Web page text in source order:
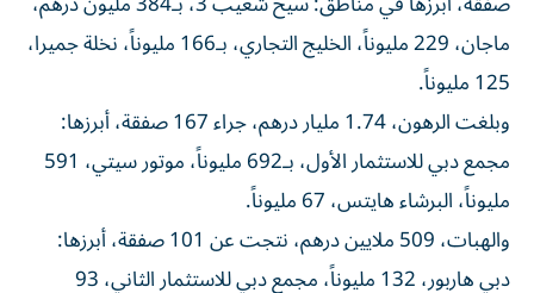
ماجان، 229 مليوناً، الخليج التجاري، بـ166 مليوناً، نخلة جميرا،
125 مليوناً.
وبلغت الرهون، 1.74 مليار درهم، جراء 167 صفقة، أبرزها:
مجمع دبي للاستثمار الأول، بـ692 مليوناً، موتور سيتي، 591
مليوناً، البرشاء هايتس، 67 مليوناً.
والهبات، 509 ملايين درهم، نتجت عن 101 صفقة، أبرزها:
دبي هاربور، 132 مليوناً، مجمع دبي للاستثمار الثاني، 93